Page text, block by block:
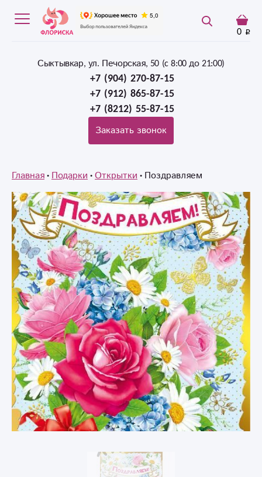
0
Сыктывкар, ул. Печорская, 50 (c 8:00 до 21:00)
+7 (904) 270-87-15
+7 (912) 865-87-15
+7 (8212) 55-87-15
Заказать звонок
Главная Подарки Открытки Поздравляем